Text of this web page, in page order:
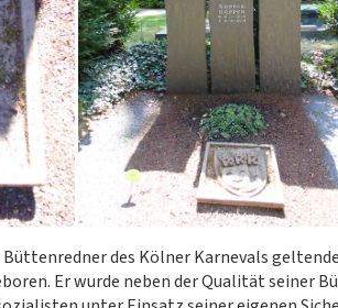
des Kölner Karnevals
Er wurde neben der Qualität seiner